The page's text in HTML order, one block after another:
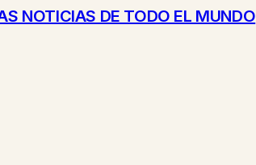
NOTICIAS DE TODO EL MUNDO